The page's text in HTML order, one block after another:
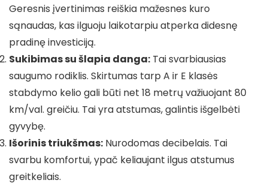
Geresnis įvertinimas reiškia mažesnes kuro
sąnaudas, kas ilguoju laikotarpiu atperka didesnę
pradinę investiciją.
Sukibimas su šlapia danga: Tai svarbiausias
saugumo rodiklis. Skirtumas tarp A ir E klasės
stabdymo kelio gali būti net 18 metrų važiuojant 80
km/val. greičiu. Tai yra atstumas, galintis išgelbėti
gyvybę.
Išorinis triukšmas: Nurodomas decibelais. Tai
svarbu komfortui, ypač keliaujant ilgus atstumus
greitkeliais.